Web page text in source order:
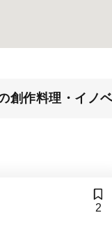
創作料理・イノ
2